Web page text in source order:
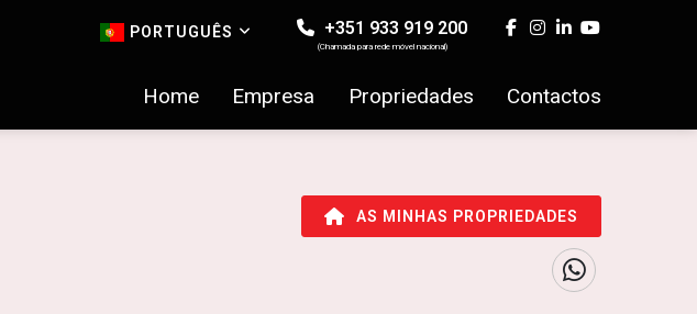
PORTUGUÊS +351 933 919 200
(Chamada para rede móvel nacional)
Home Empresa Propriedades Contactos
AS MINHAS PROPRIEDADES